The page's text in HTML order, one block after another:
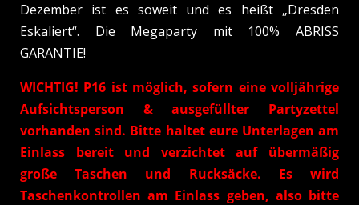
Dezember ist es soweit und es heißt „Dresden
Eskaliert“. Die Megaparty mit 100% ABRISS
GARANTIE!
WICHTIG! P16 ist möglich, sofern eine volljährige
Aufsichtsperson & ausgefüllter Partyzettel
vorhanden sind. Bitte haltet eure Unterlagen am
Einlass bereit und verzichtet auf übermäßig
große Taschen und Rucksäcke. Es wird
Taschenkontrollen am Einlass geben, also bitte